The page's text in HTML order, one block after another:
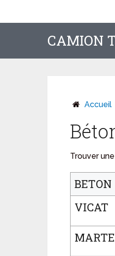
CAMION
Accueil
Trouver
BETON
VICAT